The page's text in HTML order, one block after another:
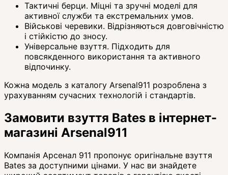
Тактичні берци. Міцні та зручні моделі для
активної служби та екстремальних умов.
Військові черевики. Відрізняються довговічністю
і стійкістю до зносу.
Універсальне взуття. Підходить для
повсякденного використання та активного
відпочинку.
Кожна модель з каталогу Arsenal911 розроблена з
урахуванням сучасних технологій і стандартів.
Замовити взуття Bates в інтернет-
магазині Arsenal911
Компанія Арсенал 911 пропонує оригінальне взуття
Bates за доступними цінами. У нас ви знайдете